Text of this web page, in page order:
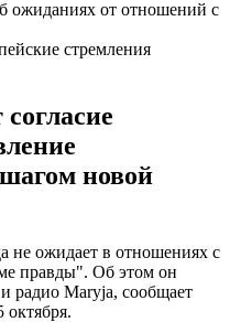
стремления
новой
не ожидает в отношениях с
правды". Об этом он
радио Maryja, сообщает
октября.